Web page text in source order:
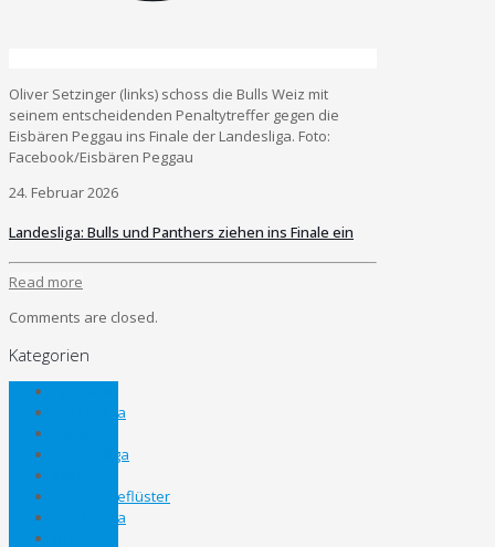
Oliver Setzinger (links) schoss die Bulls Weiz mit
seinem entscheidenden Penaltytreffer gegen die
Eisbären Peggau ins Finale der Landesliga. Foto:
Facebook/Eisbären Peggau
24. Februar 2026
Landesliga: Bulls und Panthers ziehen ins Finale ein
Read more
Comments are closed.
Kategorien
Bezirksliga
Gebietsliga
Kabinengeflüster
Landesliga